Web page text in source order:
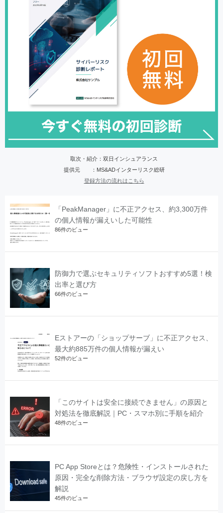
取次・紹介：双日インシュアランス
提供元 ：MS&ADインターリスク総研
登録方法の流れはこちら
「PeakManager」に不正アクセス、約3,300万件
の個人情報が漏えいした可能性
86件のビュー
防御力で選ぶセキュリティソフトおすすめ5選！検
出率と選び方
66件のビュー
Eストアーの「ショップサーブ」に不正アクセス、
最大約885万件の個人情報が漏えい
52件のビュー
「このサイトは安全に接続できません」の原因と
対処法を徹底解説｜PC・スマホ別に手順を紹介
48件のビュー
PC App Storeとは？危険性・インストールされた
原因・完全な削除方法・ブラウザ設定の戻し方を
解説
45件のビュー